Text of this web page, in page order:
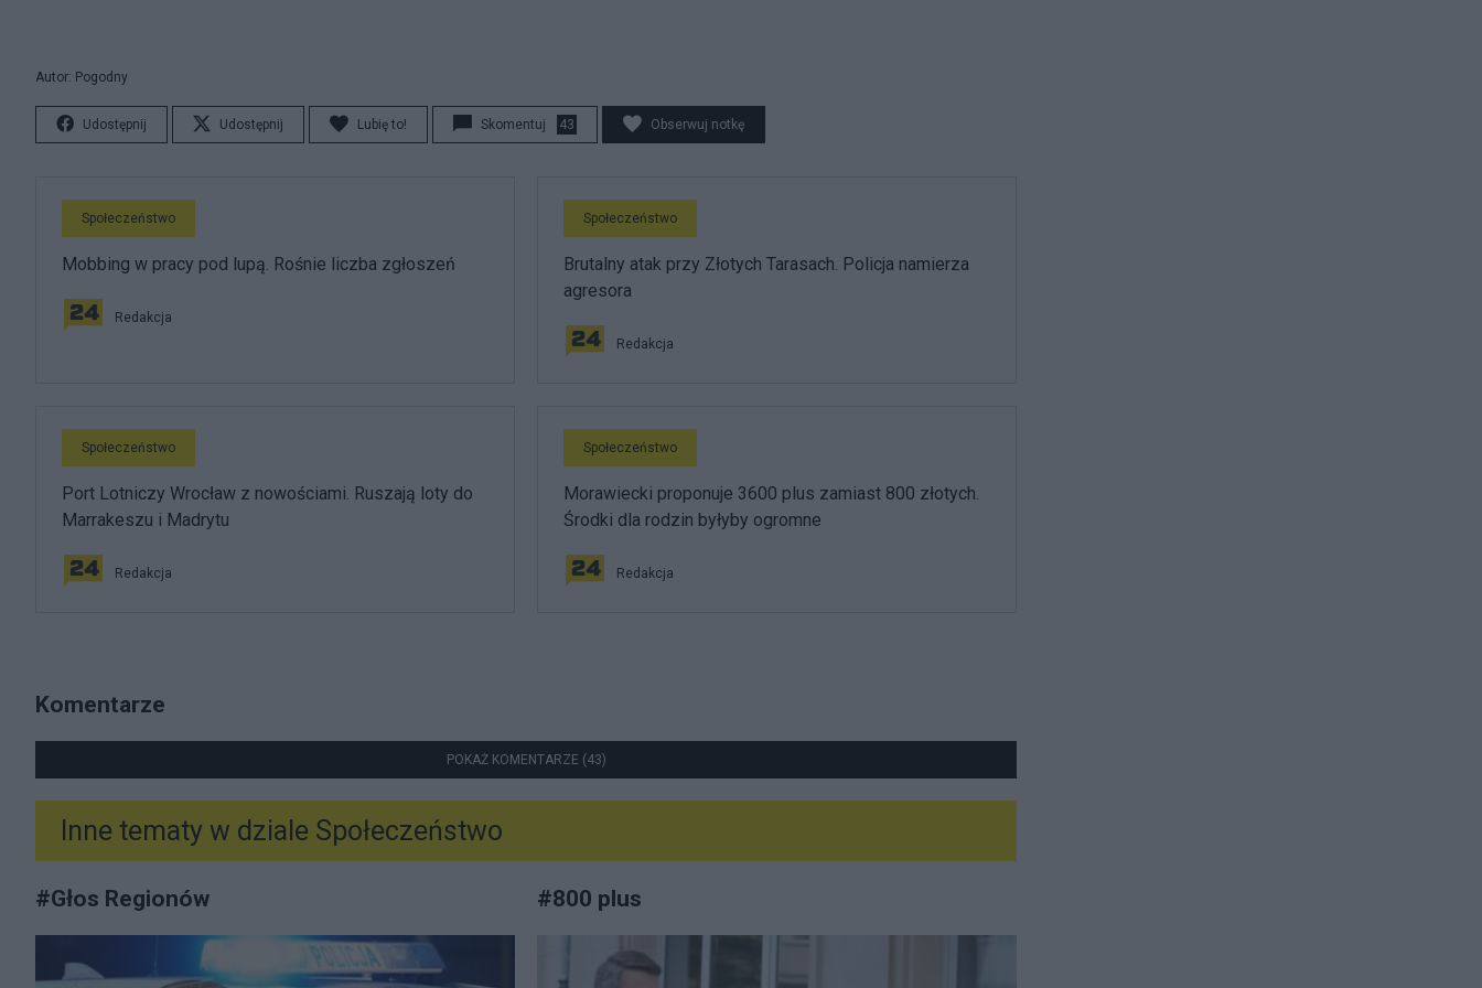
Autor: Pogodny
Udostępnij Udostępnij Lubię to! Skomentuj 43 Obserwuj notkę
Społeczeństwo
Mobbing w pracy pod lupą. Rośnie liczba zgłoszeń
Redakcja
Społeczeństwo
Brutalny atak przy Złotych Tarasach. Policja namierza
agresora
Redakcja
Społeczeństwo
Port Lotniczy Wrocław z nowościami. Ruszają loty do
Marrakeszu i Madrytu
Redakcja
Społeczeństwo
Morawiecki proponuje 3600 plus zamiast 800 złotych.
Środki dla rodzin byłyby ogromne
Redakcja
Komentarze
POKAŻ KOMENTARZE (43)
Inne tematy w dziale Społeczeństwo
#Głos Regionów #800 plus